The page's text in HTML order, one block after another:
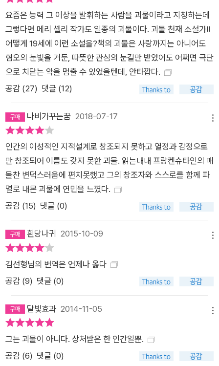
만 돌아오는 것은 역시 엄청난 혐오감과 인간 사회에서의 추방뿐
이었다. 자신을 이토록 흉측한 존재로 만든 창조주에 대한 복수심
으로 괴물은 프랑켄슈타인의 가족을 조금씩 파괴해나간다. 프랑
켄슈타인을 대면한 자리에서 괴물은 자신과 똑같은 ‘이성(異
性)’의 존재를 만들어달라고 창조주에게 요청하지만, 프랑켄슈타
인은 끝내 괴물의 간청을 들어주지 않는다. 극에 달한 괴물의 분
노는 엄청난 비극을 불러일으킨다. 프랑켄슈타인의 피조물이 육
성으로 전하는 메시지는 실로 절절하다. ‘다르다’는 이유로 인간
사회에서 내쳐져 절대 고독 상태에 빠진 괴물, 자신과 닮은 존재
와 더불어 단란하고 행복한 삶을 살고자 했던 괴물의 절규는 그가
저지르는 살육 행위를 정당화해주지는 못하지만 적어도 납득시
키기에는 충분하다. 인간이 느끼는 모든 감정을 향유하면서도 인
간과 어울리지 못했던 괴물의 분노는 창조주인 프랑켄슈타인을
희생자로만 볼 수 없게 하며, 인간 사회에 대한 날카로운 비판으
로도 해석할 수 있다. 이 작품은 당시로서는 파격적이라 할 수 있
는 독특한 구조를 취한다. 새빌 부인에게 프랑켄슈타인의 이야기
를 전하는 로버트 월턴의 편지, 프랑켄슈타인의 가족이 보내는 여
러 서한들, 괴물이 육성으로 직접 전하는 자신의 이야기 등, 여러
겹의 액자 형식과 다양한 구성으로 깊이 있는 서사 구조를 취하며
텍스트의 깊이를 더한다. 『프랑켄슈타인』은 사랑과 결속이 결핍
도 하다. 메리 셸리는 태어나자마자 어머니를 잃은 후 자신을 질
시하는 계모와 이복형제로 인해 가족의 정서적 안정감을 느끼지
으로 지적 허기를 채워나가야 했다. 메리 셸리는 자신의 경험을
바탕으로 소설 속에서 빅토르 프랑켄슈타인과 엘리자베트가 자
요즘은 능력 그 이상을 발휘하는 사람을 괴물이라고 지칭하는데
그렇다면 메리 셸리 작가도 일종의 괴물이다. 괴물 천재 소설가!!
어떻게 19세에 이런 소설을?책의 괴물은 사랑까지는 아니어도
혐오의 눈빛을 거둔, 따뜻한 관심의 눈길만 받았어도 어쩌면 극단
으로 치닫는 악을 멈출 수 있었을텐데, 안타깝다.
공감 (27) 댓글 (12)
나비가꾸는꿈 2018-07-17
인간의 이성적인 지적설계로 창조되지 못하고 열정과 감정으로
만 창조되어 이름도 갖지 못한 괴물. 읽는내내 프랑켄슈타인의 매
몰찬 변덕스러움에 편치못했고 그의 창조자와 스스로를 함께 파
멸로 내몬 괴물에 연민을 느꼈다.
공감 (15) 댓글 (0)
흰당나귀 2015-10-09
김선형님의 번역은 언제나 옳다
공감 (9) 댓글 (0)
달빛효과 2014-11-05
그는 괴물이 아니다. 상처받은 한 인간일뿐.
공감 (6) 댓글 (0)